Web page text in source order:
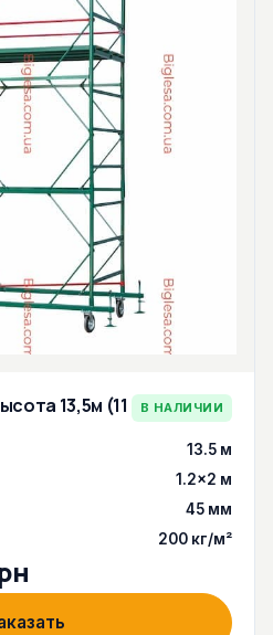
13,5м (11
В НАЛИЧИИ
13.5 м
1.2×2 м
45 мм
200 кг/м²